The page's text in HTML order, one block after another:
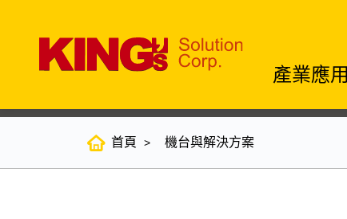
產業應用
首頁 機台與解決方案